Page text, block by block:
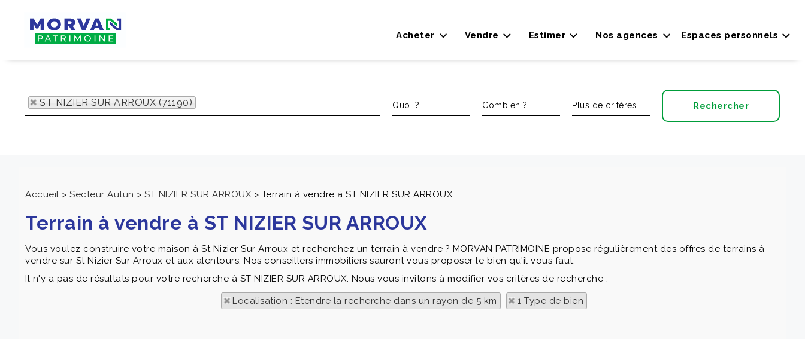
Espaces personnels
Acheter Vendre Estimer Nos agences
ST NIZIER SUR ARROUX (71190)
Accueil > Secteur Autun > ST NIZIER SUR ARROUX > Terrain à vendre à ST NIZIER SUR ARROUX
Terrain à vendre à ST NIZIER SUR ARROUX
Vous voulez construire votre maison à St Nizier Sur Arroux et recherchez un terrain à vendre ? MORVAN PATRIMOINE propose régulièrement des offres de terrains à
vendre sur St Nizier Sur Arroux et aux alentours. Nos conseillers immobiliers sauront vous proposer le bien qu'il vous faut.
Il n'y a pas de résultats pour votre recherche à ST NIZIER SUR ARROUX. Nous vous invitons à modifier vos critères de recherche :
Localisation : Etendre la recherche dans un rayon de 5 km 1 Type de bien